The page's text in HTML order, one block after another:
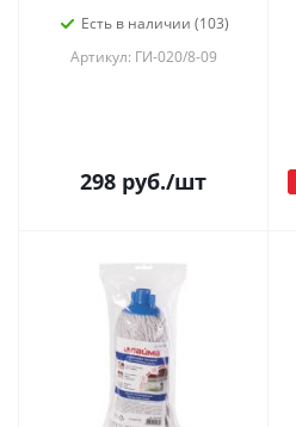
Есть в наличии (103)
Артикул: ГИ-020/8-09
298 руб./шт